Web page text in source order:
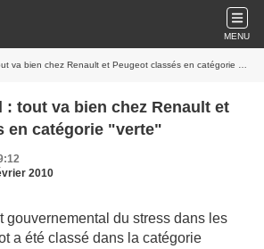
MENU
bien chez Renault et Peugeot classés en catégorie "verte"
: tout va bien chez Renault et
en catégorie "verte"
2010
gouvernemental du stress dans les
a été classé dans la catégorie